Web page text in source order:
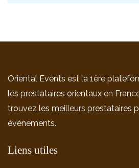
Oriental Events est la 1ère
les prestataires orientaux en
trouvez les meilleurs prestataires
événements.
Liens utiles